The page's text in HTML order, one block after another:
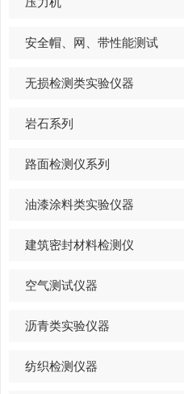
安全帽、网、带性能测试
无损检测类实验仪器
岩石系列
路面检测仪系列
油漆涂料类实验仪器
建筑密封材料检测仪
空气测试仪器
沥青类实验仪器
纺织检测仪器